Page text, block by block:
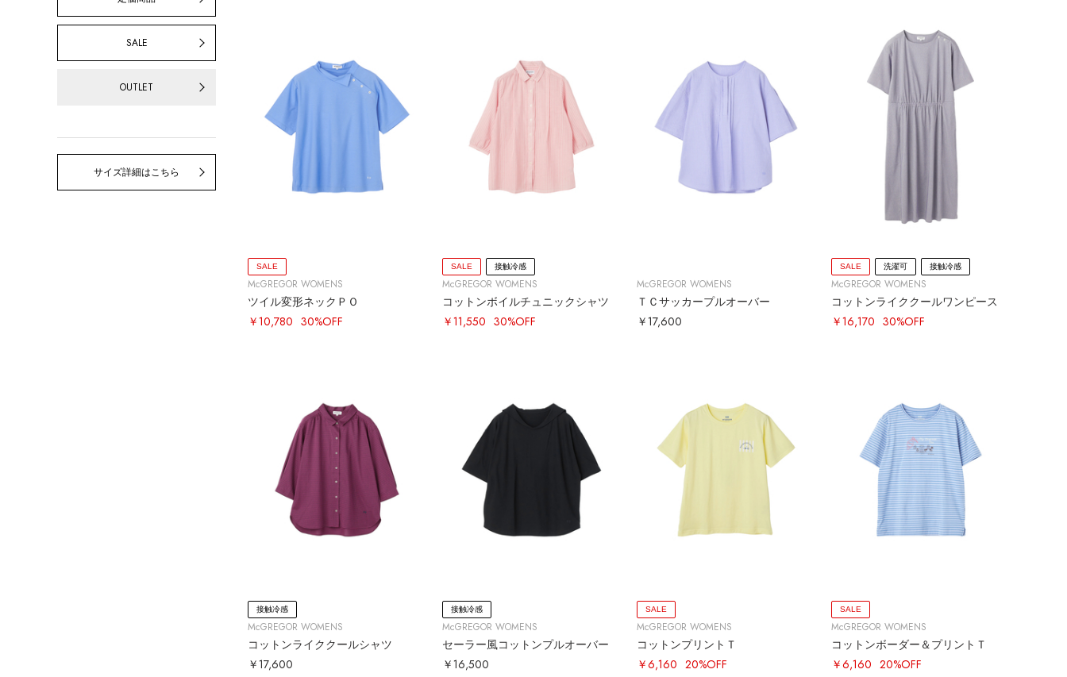
SALE
OUTLET
サイズ詳細はこちら
SALE
McGREGOR WOMENS
ツイル変形ネックＰＯ
￥10,780 30%OFF
SALE 接触冷感
McGREGOR WOMENS
コットンボイルチュニックシャツ
￥11,550 30%OFF
McGREGOR WOMENS
ＴＣサッカープルオーバー
￥17,600
SALE 洗濯可 接触冷感
McGREGOR WOMENS
コットンライククールワンピース
￥16,170 30%OFF
接触冷感
McGREGOR WOMENS
コットンライククールシャツ
￥17,600
接触冷感
McGREGOR WOMENS
セーラー風コットンプルオーバー
￥16,500
SALE
McGREGOR WOMENS
コットンプリントＴ
￥6,160 20%OFF
SALE
McGREGOR WOMENS
コットンボーダー＆プリントＴ
￥6,160 20%OFF